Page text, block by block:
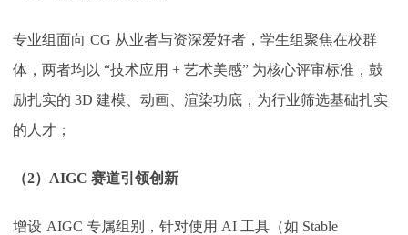
专业组面向 CG 从业者与资深爱好者，学生组聚焦在校群
体，两者均以 “技术应用 + 艺术美感” 为核心评审标准，鼓
励扎实的 3D 建模、动画、渲染功底，为行业筛选基础扎实
的人才；
（2）AIGC 赛道引领创新
增设 AIGC 专属组别，针对使用 AI 工具（如 Stable